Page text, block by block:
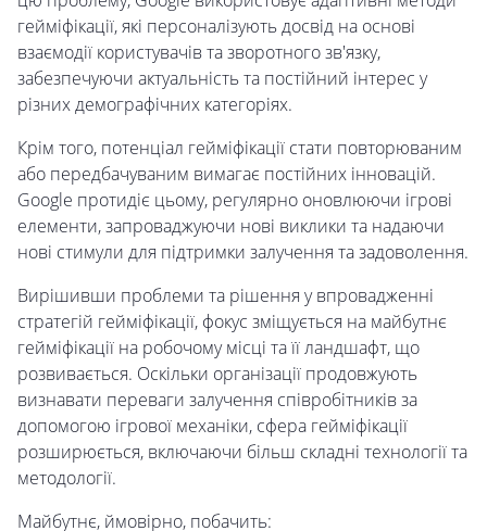
гейміфікації, які персоналізують досвід на основі
взаємодії користувачів та зворотного зв'язку,
забезпечуючи актуальність та постійний інтерес у
різних демографічних категоріях.
Крім того, потенціал гейміфікації стати повторюваним
або передбачуваним вимагає постійних інновацій.
Google протидіє цьому, регулярно оновлюючи ігрові
елементи, запроваджуючи нові виклики та надаючи
нові стимули для підтримки залучення та задоволення.
Вирішивши проблеми та рішення у впровадженні
стратегій гейміфікації, фокус зміщується на майбутнє
гейміфікації на робочому місці та її ландшафт, що
розвивається. Оскільки організації продовжують
визнавати переваги залучення співробітників за
допомогою ігрової механіки, сфера гейміфікації
розширюється, включаючи більш складні технології та
методології.
Майбутнє, ймовірно, побачить: